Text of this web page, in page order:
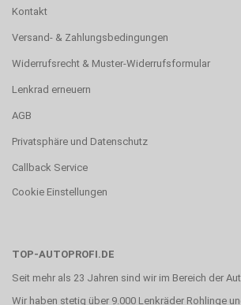
Kontakt
Versand- & Zahlungsbedingungen
Widerrufsrecht & Muster-Widerrufsformular
Lenkrad erneuern
AGB
Privatsphäre und Datenschutz
Callback Service
Cookie Einstellungen
TOP-AUTOPROFI.DE
Seit mehr als 23 Jahren sind wir im Bereich der
Wir haben stetig über 9.000 Lenkräder Rohlinge